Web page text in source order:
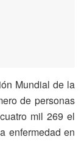
Mundial de la
de personas
mil 269 el
enfermedad en